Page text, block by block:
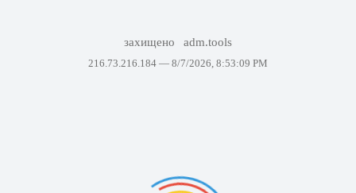
захищено adm.tools
216.73.216.184 — 8/7/2026, 8:53:09 PM